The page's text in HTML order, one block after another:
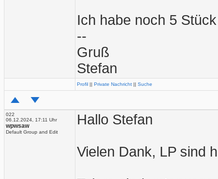
Ich habe noch 5
--
Gruß
Stefan
Profil || Private Nachricht || Suche
022
06.12.2024, 17:11 Uhr
wpwsaw
Default Group and Edit
Hallo Stefan
Vielen Dank, LP sind